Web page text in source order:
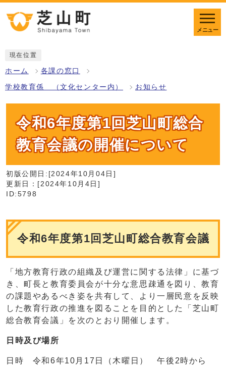
メニュー
現在位置
ホーム 各課の窓口
学校教育係 （文化センター内） お知らせ
令和6年度第1回芝山町総合
教育会議の開催について
初版公開日:[2024年10月04日]
更新日：[2024年10月4日]
ID:5798
令和6年度第1回芝山町総合教育会議
「地方教育行政の組織及び運営に関する法律」に基づ
き、町長と教育委員会が十分な意思疎通を図り、教育
の課題やあるべき姿を共有して、より一層民意を反映
した教育行政の推進を図ることを目的とした「芝山町
総合教育会議」を次のとおり開催します。
日時及び場所
日時 令和6年10月17日（木曜日） 午後2時から